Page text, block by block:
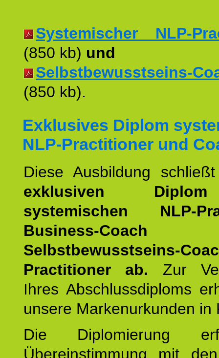
Systemischer NLP-
(850 kb) und
Selbstbewusstseins-
(850 kb).
Exklusives Diplom
NLP-Practitioner und
Diese Ausbildung
exklusiven
systemischen NLP-
Business-Coach
Selbstbewusstseins-
Practitioner ab. Zur
Ihres Abschlussdiploms
unsere Markenurkunden in
Die Diplomierung
Übereinstimmung mit